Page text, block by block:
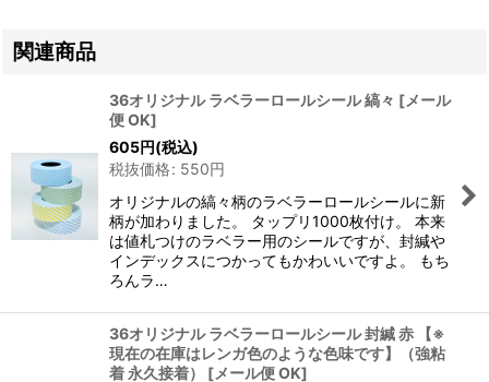
関連商品
36オリジナル ラベラーロールシール 縞々 [メール
便 OK]
605円(税込)
税抜価格: 550円
オリジナルの縞々柄のラベラーロールシールに新
柄が加わりました。 タップリ1000枚付け。 本来
は値札つけのラベラー用のシールですが、封緘や
インデックスにつかってもかわいいですよ。 もち
ろんラ…
36オリジナル ラベラーロールシール 封緘 赤 【※
現在の在庫はレンガ色のような色味です】（強粘
着 永久接着）
[メール便 OK]